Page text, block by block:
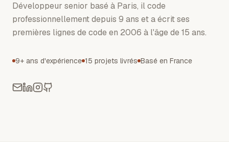
Développeur senior basé à Paris, il code
professionnellement depuis 9 ans et a écrit ses
premières lignes de code en 2006 à l'âge de 15 ans.
9+ ans d'expérience 15 projets livrés Basé en France